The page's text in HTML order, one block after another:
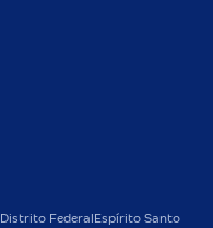
Distrito Federal Espírito Santo